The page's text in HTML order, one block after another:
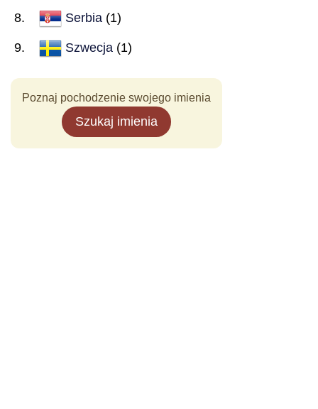
Serbia (1)
Szwecja (1)
Poznaj pochodzenie swojego imienia
Szukaj imienia